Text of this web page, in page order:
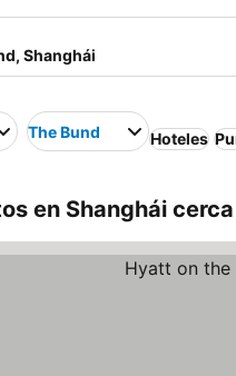
The Bund Hoteles
en Shanghái